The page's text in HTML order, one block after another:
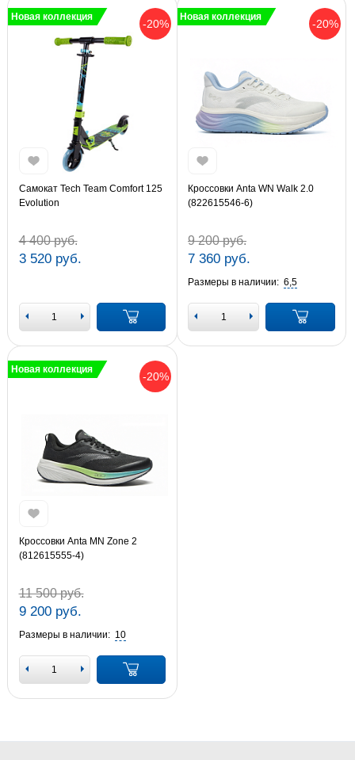
-20%
Новая коллекция
Самокат Tech Team Comfort 125
Evolution
4 400 руб.
3 520 руб.
-20%
Новая коллекция
Кроссовки Anta WN Walk 2.0
(822615546-6)
9 200 руб.
7 360 руб.
Размеры в наличии: 6,5
-20%
Новая коллекция
Кроссовки Anta MN Zone 2
(812615555-4)
11 500 руб.
9 200 руб.
Размеры в наличии: 10